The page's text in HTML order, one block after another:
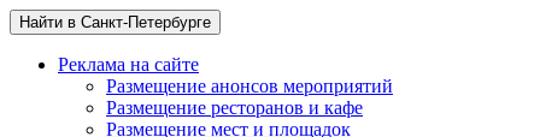
Найти в Санкт-Петербурге
Реклама на сайте
Размещение анонсов мероприятий
Размещение ресторанов и кафе
Размещение мест и площадок